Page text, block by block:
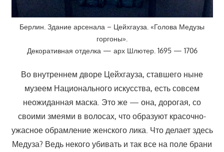
Берлин. Здание арсенала – Цейхгауза. «Голова Медузы
горгоны».
Декоративная отделка — арх Шлютер. 1695 — 1706
Во внутреннем дворе Цейхгауза, ставшего ныне
музеем Национального искусства, есть совсем
неожиданная маска. Это же — она, дорогая, со
своими змеями в волосах, что образуют красочно-
ужасное обрамление женского лика. Что делает здесь
Медуза? Ведь некого убивать и так все на поле брани